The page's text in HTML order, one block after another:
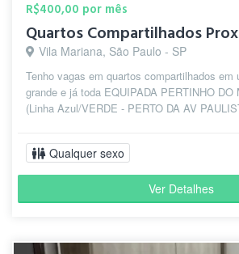
R$400,00 por mês
Quartos Compartilhados
Vila Mariana, São Paulo - SP
Tenho vagas em quartos compartilhados em
grande e já toda EQUIPADA PERTINHO
(Linha Azul/VERDE - PERTO DA AV
Qualquer sexo
Ver Detalhes